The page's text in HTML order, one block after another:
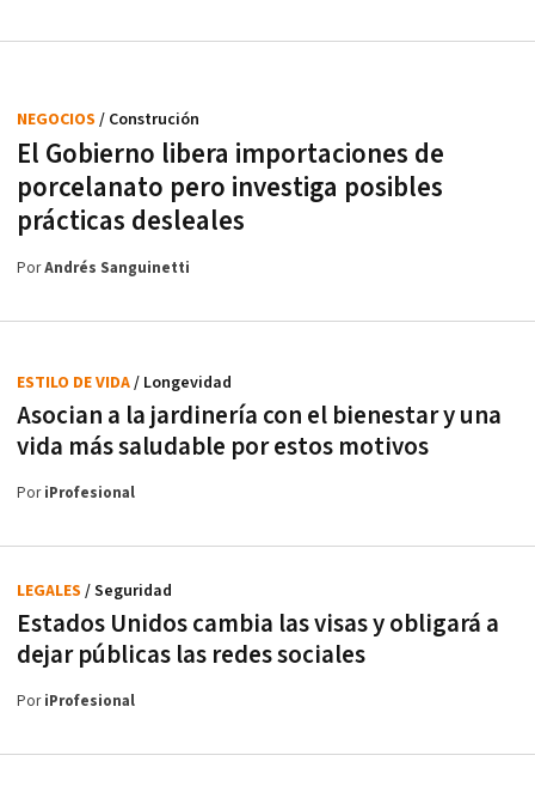
El Gobierno libera importaciones de
porcelanato pero investiga posibles
prácticas desleales
NEGOCIOS / Construción
PorAndrés Sanguinetti
Asocian a la jardinería con el bienestar y una
vida más saludable por estos motivos
ESTILO DE VIDA/ Longevidad
PoriProfesional
Estados Unidos cambia las visas y obligará a
dejar públicas las redes sociales
LEGALES / Seguridad
PoriProfesional